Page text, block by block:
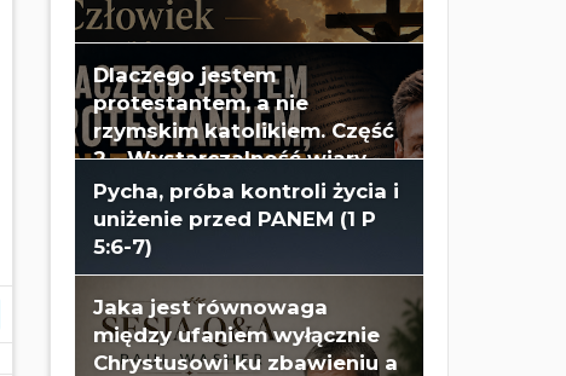
Dlaczego jestem
protestantem, a nie
rzymskim katolikiem. Część
2 - Wystarczalność wiary -
Wes Huff
Pycha, próba kontroli życia i
uniżenie przed PANEM (1 P
5:6-7)
Jaka jest równowaga
między ufaniem wyłącznie
Chrystusowi ku zbawieniu a